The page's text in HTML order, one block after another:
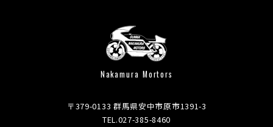
Nakamura Mortors
〒379-0133 群馬県安中市原市1391-3
TEL.027-385-8460